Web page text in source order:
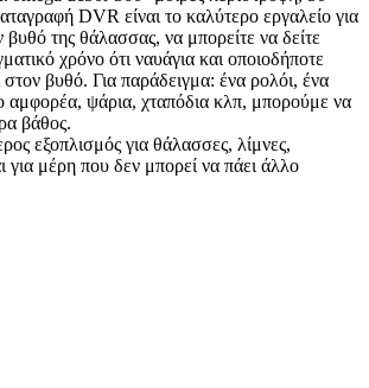
DVR είναι το καλύτερο εργαλείο για
βυθό της θάλασσας, να μπορείτε να δείτε
χρόνο ότι ναυάγια και οποιοδήποτε
στον βυθό. Για παράδειγμα: ένα ρολόι, ένα
αμφορέα, ψάρια, χταπόδια κλπ, μπορούμε να
βάθος.
εξοπλισμός για θάλασσες, λίμνες,
για μέρη που δεν μπορεί να πάει άλλο